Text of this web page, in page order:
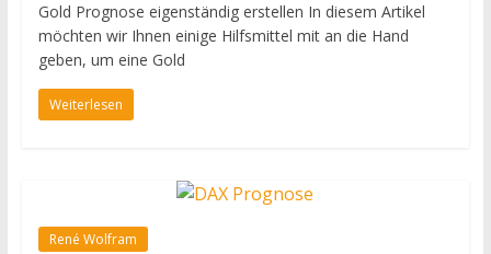
Gold Prognose eigenständig erstellen In diesem Artikel
möchten wir Ihnen einige Hilfsmittel mit an die Hand
geben, um eine Gold
Weiterlesen
René Wolfram